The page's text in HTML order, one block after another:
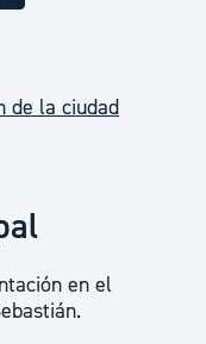
de la ciudad
en el